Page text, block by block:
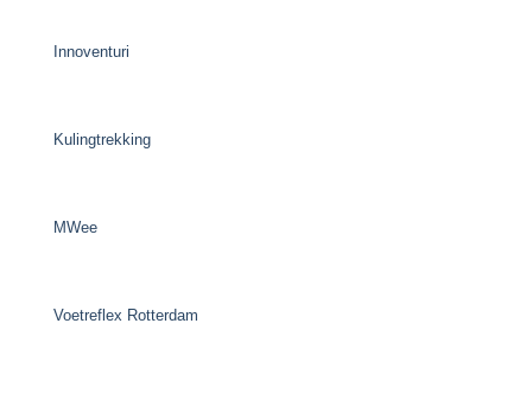
Innoventuri
Kulingtrekking
MWee
Voetreflex Rotterdam